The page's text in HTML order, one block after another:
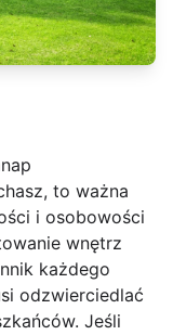
to ważna
i osobowości
wnętrz
każdego
odzwierciedlać
Jeśli